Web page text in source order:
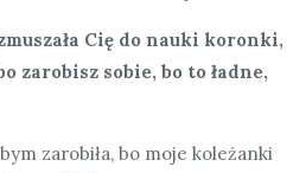
Cię do nauki koronki,
zarobisz sobie, bo to ładne,
zarobiła, bo moje koleżanki